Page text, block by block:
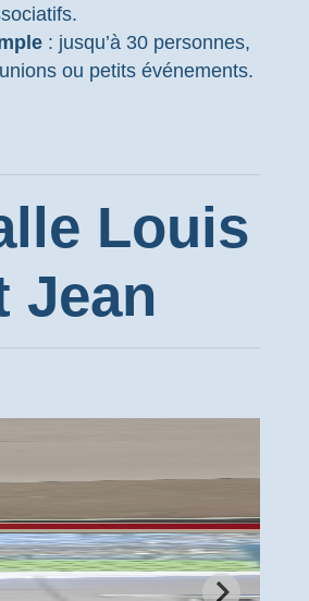
: jusqu’à 30 personnes,
ou petits événements.
Louis
Jean